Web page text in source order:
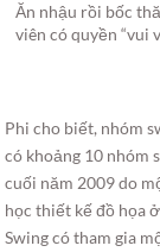
Ăn nhậu rồi bốc
viên có quyền “vui
Phi cho biết, nhóm
có khoảng 10 nhóm
cuối năm 2009 do
học thiết kế đồ họa
Swing có tham gia